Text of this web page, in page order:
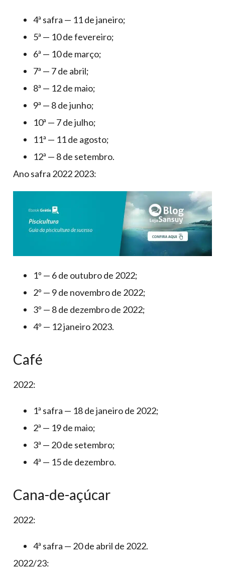
4ª safra — 11 de janeiro;
5ª — 10 de fevereiro;
6ª — 10 de março;
7ª — 7 de abril;
8ª — 12 de maio;
9ª — 8 de junho;
10ª — 7 de julho;
11ª — 11 de agosto;
12ª — 8 de setembro.
Ano safra 2022 2023:
1º — 6 de outubro de 2022;
2º — 9 de novembro de 2022;
3º — 8 de dezembro de 2022;
4º — 12 janeiro 2023.
Café
2022:
1ª safra — 18 de janeiro de 2022;
2ª — 19 de maio;
3ª — 20 de setembro;
4ª — 15 de dezembro.
Cana-de-açúcar
2022:
4ª safra — 20 de abril de 2022.
2022/23: